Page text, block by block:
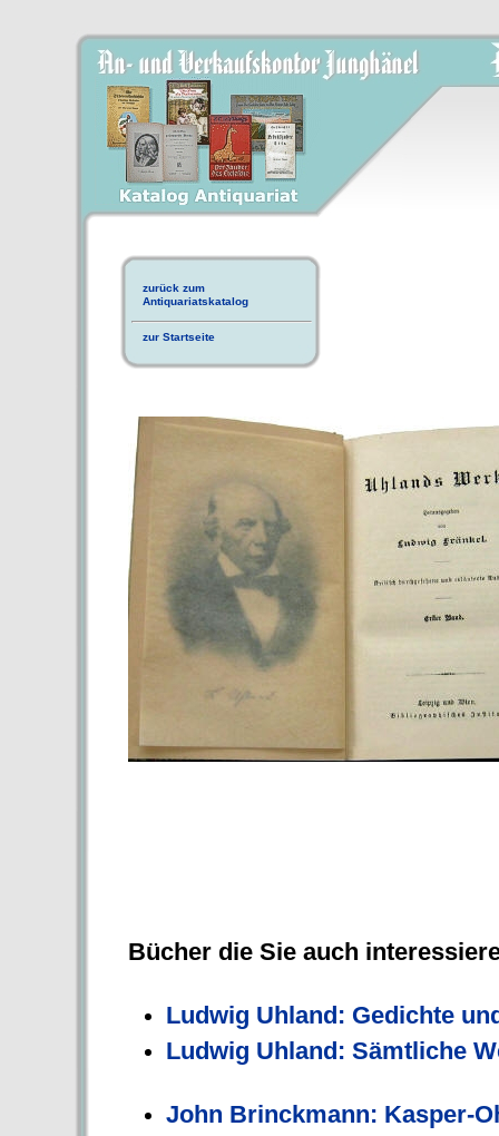
zurück zum
Antiquariatskatalog
zur Startseite
Bücher die Sie auch
Ludwig Uhland: Gedichte
Ludwig Uhland: Sämtliche
John Brinckmann: Kasper-